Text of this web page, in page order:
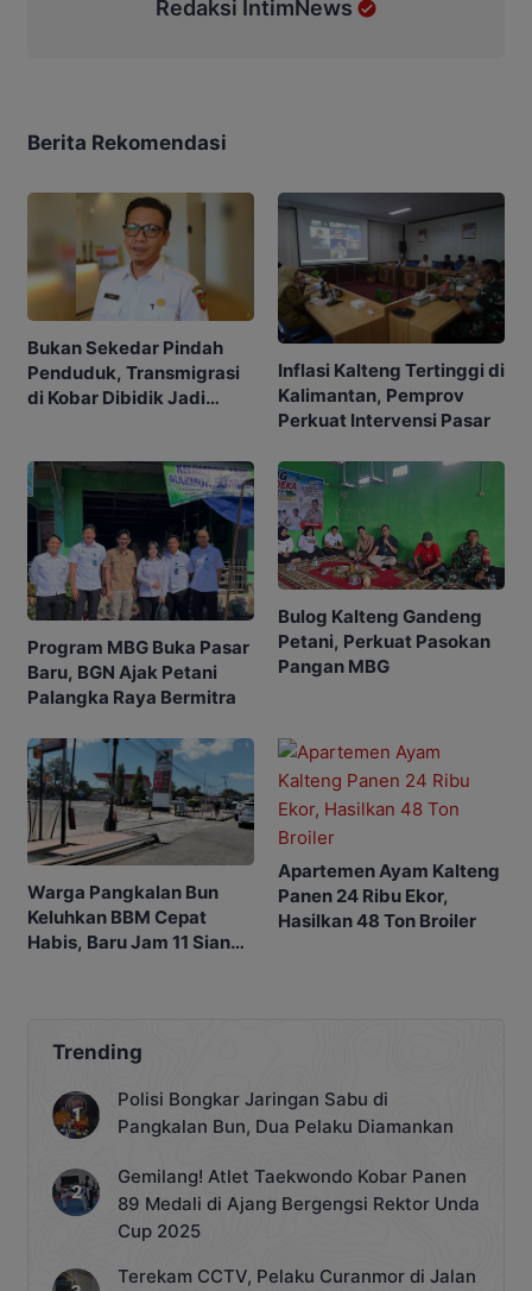
Redaksi IntimNews
Berita Rekomendasi
Bukan Sekedar Pindah
Penduduk, Transmigrasi
di Kobar Dibidik Jadi
Inflasi Kalteng Tertinggi di
Kalimantan, Pemprov
Perkuat Intervensi Pasar
Program MBG Buka Pasar
Baru, BGN Ajak Petani
Palangka Raya Bermitra
Bulog Kalteng Gandeng
Petani, Perkuat Pasokan
Pangan MBG
Warga Pangkalan Bun
Keluhkan BBM Cepat
Habis, Baru Jam 11 Siang
Apartemen Ayam Kalteng
Panen 24 Ribu Ekor,
Hasilkan 48 Ton Broiler
Trending
Polisi Bongkar Jaringan Sabu di
Pangkalan Bun, Dua Pelaku Diamankan
Gemilang! Atlet Taekwondo Kobar Panen
89 Medali di Ajang Bergengsi Rektor Unda
Cup 2025
Terekam CCTV, Pelaku Curanmor di Jalan